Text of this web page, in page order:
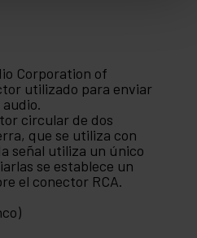
Corporation of
utilizado para enviar
circular de dos
que se utiliza con
señal utiliza un único
se establece un
el conector RCA.